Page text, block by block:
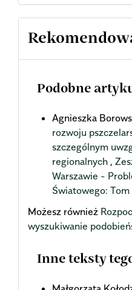
Podobne
Agnieszka
rozwoju
szczególnym
regionalnych ,
Warszawie -
Światowego:
Możesz również
wyszukiwanie
Inne teksty